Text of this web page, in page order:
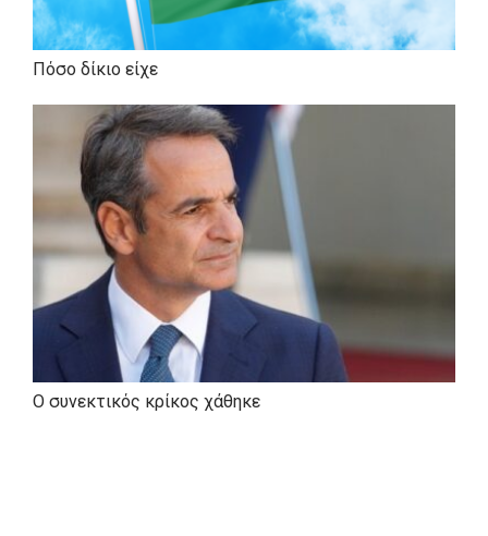
στην Οδοντιατρική Σχολή του Πανεπιστημίου
Αθηνών (Μεταπτυχιακό Δίπλωμα Ειδίκευσης
στη Βιολογία του Στόματος
Υγείας (Μεταπτυχιακό Δίπλωμα Ειδίκευσης
στη Διοίκηση Υπηρεσιών Υγείας
2004-2005. Μιλάει αγγλικά και
Εχει θητεύσει ωςεπιστημονικός συνεργάτης
της Οδοντιατρικής Σχολής Αθηνών στο
γνωστικό αντικείμενο της Περιοδοντολογίας
Έχει συμμετάσχει σε πάνω από
επιστημονικά συνέδρια
στην Ελλάδα και στο
εξωτερικό, ενώ έχει προβεί σε
ανακοινώσεις και
δημοσιεύσεις σε επιστημονικά περιοδικά,
συμμετέχοντας σε δύο
Πόσο δίκιο είχε
Ο συνεκτικός κρίκος χάθηκε